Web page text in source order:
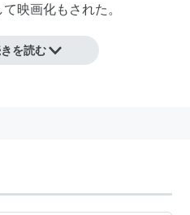
て映画化もされた。
を読む